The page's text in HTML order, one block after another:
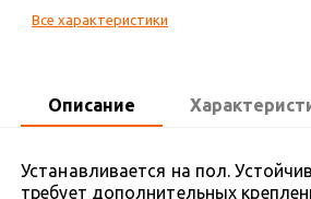
Все характеристики
Описание
Устанавливается на пол.
требует дополнительных